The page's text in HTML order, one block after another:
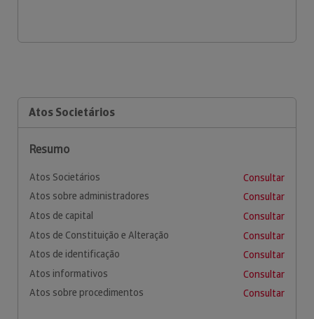
Atos Societários
Resumo
Atos Societários
Consultar
Atos sobre administradores
Consultar
Atos de capital
Consultar
Atos de Constituição e Alteração
Consultar
Atos de identificação
Consultar
Atos informativos
Consultar
Atos sobre procedimentos
Consultar